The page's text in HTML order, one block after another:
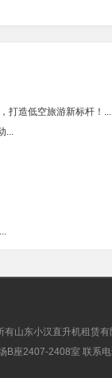
打造低空旅游新标杆！...
...
有山东小汉直升机租赁有
B座2407-2408室 联系